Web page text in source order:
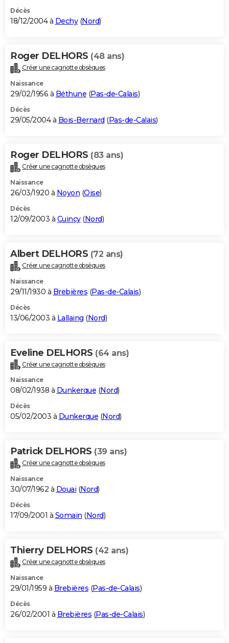
Décès
18/12/2004 à Dechy(Nord)
Roger DELHORS (48 ans)
Créer une cagnotte obsèques
Naissance
29/02/1956 à Béthune (Pas-de-Calais)
Décès
29/05/2004 à Bois-Bernard (Pas-de-Calais)
Roger DELHORS (83 ans)
Créer une cagnotte obsèques
Naissance
26/03/1920 à Noyon (Oise)
Décès
12/09/2003 à Cuincy(Nord)
Albert DELHORS (72 ans)
Créer une cagnotte obsèques
Naissance
29/11/1930 à Brebières (Pas-de-Calais)
Décès
13/06/2003 à Lallaing (Nord)
Eveline DELHORS (64 ans)
Créer une cagnotte obsèques
Naissance
08/02/1938 à Dunkerque (Nord)
Décès
05/02/2003 à Dunkerque (Nord)
Patrick DELHORS (39 ans)
Créer une cagnotte obsèques
Naissance
30/07/1962 à Douai (Nord)
Décès
17/09/2001 à Somain (Nord)
Thierry DELHORS (42 ans)
Créer une cagnotte obsèques
Naissance
29/01/1959 à Brebières (Pas-de-Calais)
Décès
26/02/2001 à Brebières (Pas-de-Calais)